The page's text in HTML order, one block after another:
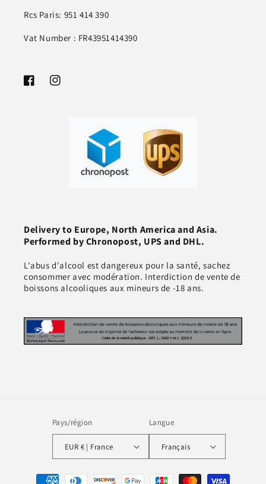
Rcs Paris: 951 414 390
Vat Number : FR43951414390
FacebookInstagram
Delivery to Europe, North America and Asia.
Performed by Chronopost, UPS and DHL.
L'abus d'alcool est dangereux pour la santé, sachez
consommer avec modération. Interdiction de vente de
boissons alcooliques aux mineurs de -18 ans.
Pays/région
EUR € | France
Langue
Français
Moyens